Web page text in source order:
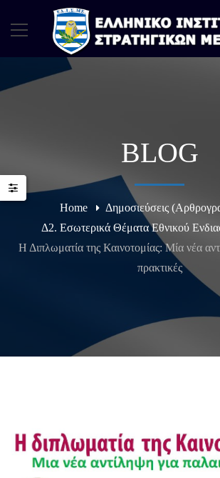
BLOG
Home
Δημοσιεύσεις
Δ2. Εσωτερικά Θέματα Εθνικού
Η Διπλωματία της Καινοτομίας: Μία νέα
πρακτικές